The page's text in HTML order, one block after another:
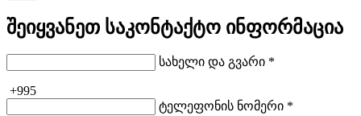
შეიყვანეთ საკონტაქტო ინფორმაცია
სახელი და გვარი *
+995
ტელეფონის ნომერი *